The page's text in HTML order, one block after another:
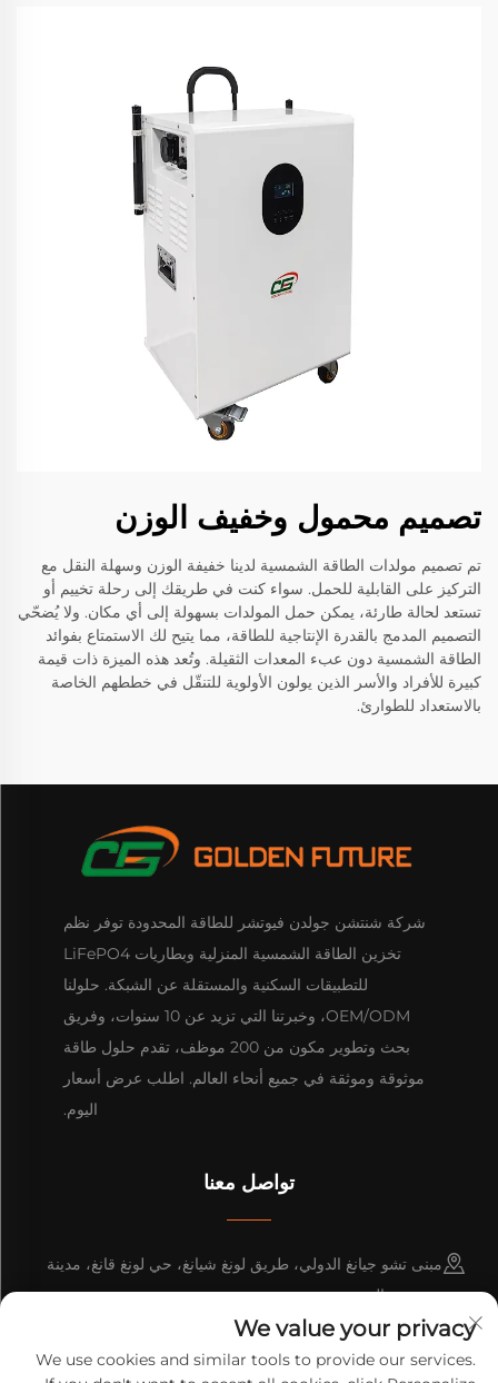
تصميم محمول وخفيف الوزن
تم تصميم مولدات الطاقة الشمسية لدينا خفيفة الوزن وسهلة النقل مع
التركيز على القابلية للحمل. سواء كنت في طريقك إلى رحلة تخييم أو
تستعد لحالة طارئة، يمكن حمل المولدات بسهولة إلى أي مكان. ولا يُضحّي
التصميم المدمج بالقدرة الإنتاجية للطاقة، مما يتيح لك الاستمتاع بفوائد
الطاقة الشمسية دون عبء المعدات الثقيلة. وتُعد هذه الميزة ذات قيمة
كبيرة للأفراد والأسر الذين يولون الأولوية للتنقّل في خططهم الخاصة
بالاستعداد للطوارئ.
شركة شنتشن جولدن فيوتشر للطاقة المحدودة توفر نظم
تخزين الطاقة الشمسية المنزلية وبطاريات LiFePO4
للتطبيقات السكنية والمستقلة عن الشبكة. حلولنا
OEM/ODM، وخبرتنا التي تزيد عن 10 سنوات، وفريق
بحث وتطوير مكون من 200 موظف، تقدم حلول طاقة
موثوقة وموثقة في جميع أنحاء العالم. اطلب عرض أسعار
اليوم.
تواصل معنا
مبنى تشو جيانغ الدولي، طريق لونغ شيانغ، حي لونغ قانغ، مدينة
شنتشن، الصين
We value your privacy
We use cookies and similar tools to provide our services.